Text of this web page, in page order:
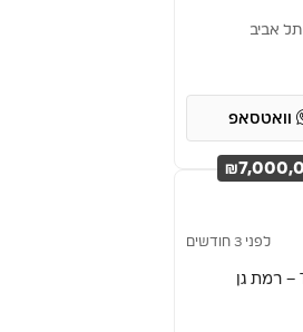
אביב
וואטסאפ
לפני 3 חודשים